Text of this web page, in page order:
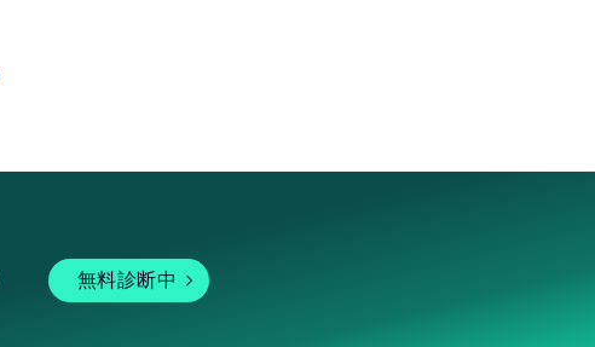
無料診断中